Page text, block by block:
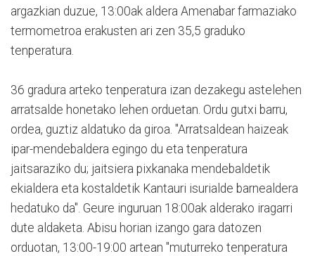
argazkian duzue, 13:00ak aldera Amenabar farmaziako
termometroa erakusten ari zen 35,5 graduko
tenperatura.
36 gradura arteko tenperatura izan dezakegu astelehen
arratsalde honetako lehen orduetan. Ordu gutxi barru,
ordea, guztiz aldatuko da giroa. "Arratsaldean haizeak
ipar-mendebaldera egingo du eta tenperatura
jaitsaraziko du; jaitsiera pixkanaka mendebaldetik
ekialdera eta kostaldetik Kantauri isurialde barnealdera
hedatuko da". Geure inguruan 18:00ak alderako iragarri
dute aldaketa. Abisu horian izango gara datozen
orduotan, 13:00-19:00 artean "muturreko tenperatura